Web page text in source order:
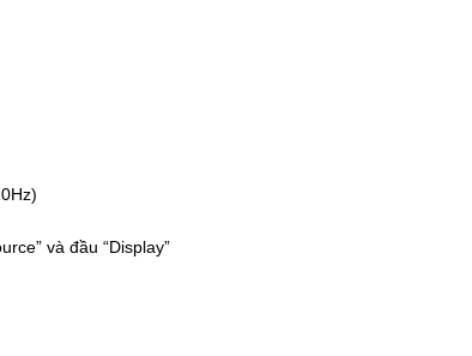
và đầu “Display”